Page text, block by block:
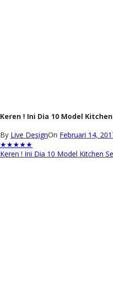
Keren ! Ini Dia 10 Model
By Live DesignOn Februari 14,
★★★★★
Keren ! Ini Dia 10 Model Kitchen